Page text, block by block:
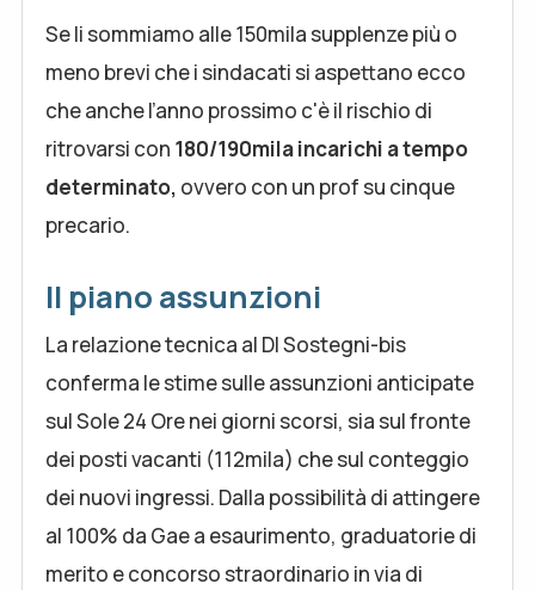
Se li sommiamo alle 150mila supplenze più o
meno brevi che i sindacati si aspettano ecco
che anche l’anno prossimo c'è il rischio di
ritrovarsi con 180/190mila incarichi a tempo
determinato, ovvero con un prof su cinque
precario.
Il piano assunzioni
La relazione tecnica al Dl Sostegni-bis
conferma le stime sulle assunzioni anticipate
sul Sole 24 Ore nei giorni scorsi, sia sul fronte
dei posti vacanti (112mila) che sul conteggio
dei nuovi ingressi. Dalla possibilità di attingere
al 100% da Gae a esaurimento, graduatorie di
merito e concorso straordinario in via di